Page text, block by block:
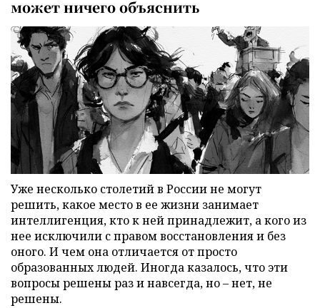
может ничего объяснить
Уже несколько столетий в России не могут
решить, какое место в ее жизни занимает
интеллигенция, кто к ней принадлежит, а кого из
нее исключили с правом восстановления и без
оного. И чем она отличается от просто
образованных людей. Иногда казалось, что эти
вопросы решены раз и навсегда, но – нет, не
решены.